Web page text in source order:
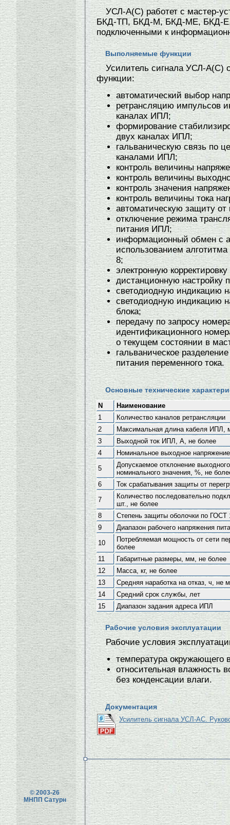
УСЛ-А(C) работет с мастер-
БКД-ТП, БКД-М, БКД-МЕ, БКД-
подключенными к
Выполняемые функции
Усилитель сигнала УСЛ-А(C)
функции:
автоматический выбор
ретрансляцию импульсов
каналах ИПЛ;
формирование
двух каналах ИПЛ;
гальваническую связь по
каналами ИПЛ;
контроль величины
контроль величины
контроль значения
контроль величины тока
автоматическую защиту
отключение режима
питания ИПЛ;
информационный обмен с
использованием
8;
электронную
дистанционную настройку
светодиодную индикацию
светодиодную индикацию
блока;
передачу по запросу
идентификационного
о текущем состоянии в
гальваническое
питания переменного тока.
Основные технические
N
Наименование
1
Количество каналов ретрансляции
2
Максимальная длина кабеля ИПЛ,
3
Выходной ток ИПЛ, А, не более
4
Номинальное выходное
5
Допускаемое отклонение
номинального значения, %, не
6
Ток срабатывания защиты от
7
Количество последовательно
шт., не более
8
Степень защиты оболочки по ГОСТ
9
Диапазон рабочего напряжения
10
Потребляемая мощность от сети
более
11
Габаритные размеры, мм, не более
12
Масса, кг, не более
13
Средняя наработка на отказ, ч, не
14
Средний срок службы, лет
15
Диапазон задания адреса ИПЛ
Рабочие условия эксплуатации
Рабочие условия
температура окружающего
относительная влажность
без конденсации влаги.
Документация
Усилитель сигнала УСЛ-АС.
© 2003-26
МНПП Сатурн